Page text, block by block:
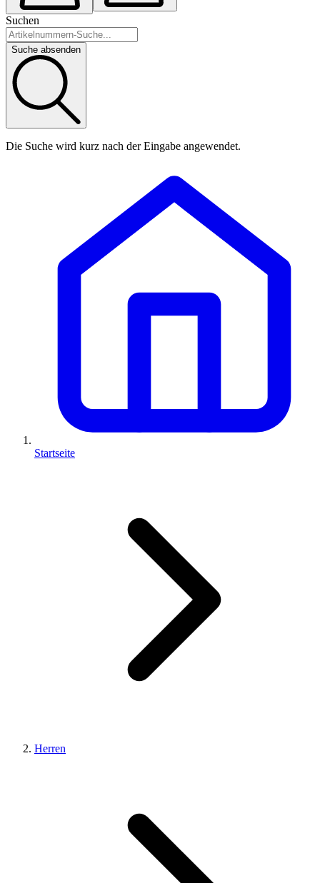
Suchen
Suche absenden
Die Suche wird kurz nach der Eingabe angewendet.
Startseite
Herren